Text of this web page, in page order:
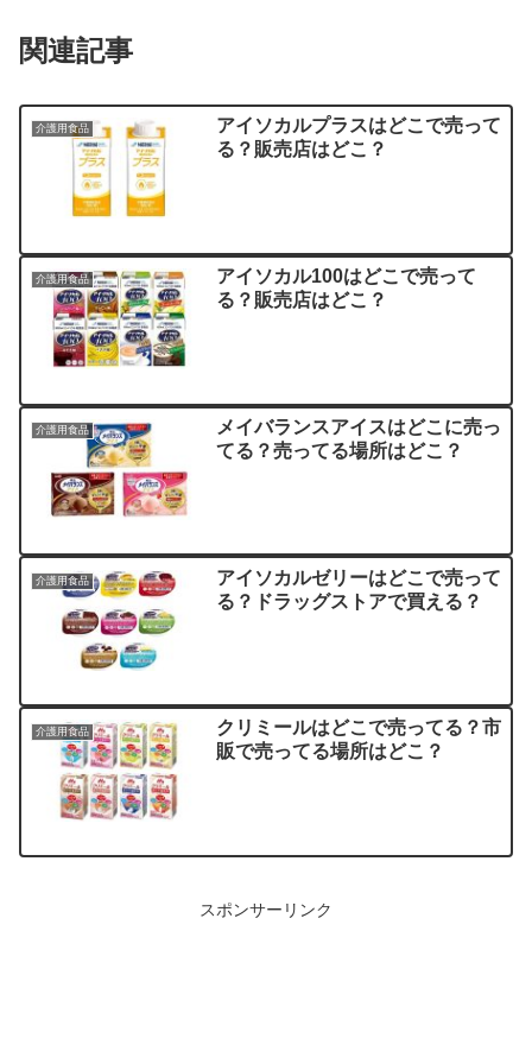
関連記事
介護用食品
アイソカルプラスはどこで売って
る？販売店はどこ？
介護用食品
アイソカル100はどこで売って
る？販売店はどこ？
介護用食品
メイバランスアイスはどこに売っ
てる？売ってる場所はどこ？
介護用食品
アイソカルゼリーはどこで売って
る？ドラッグストアで買える？
介護用食品
クリミールはどこで売ってる？市
販で売ってる場所はどこ？
スポンサーリンク